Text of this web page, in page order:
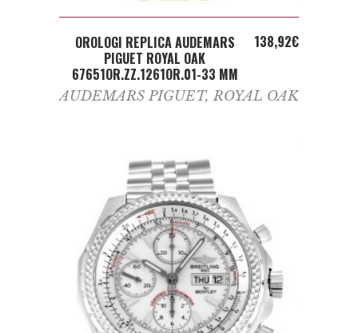
ADD TO CART
OROLOGI REPLICA AUDEMARS
PIGUET ROYAL OAK
67651OR.ZZ.1261OR.01-33 MM
138,92€
AUDEMARS PIGUET, ROYAL OAK